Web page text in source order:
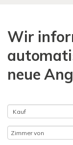
Wir
neue